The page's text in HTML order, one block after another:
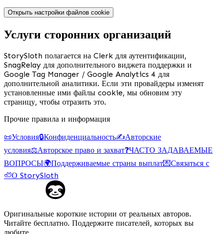
Открыть настройки файлов cookie
Услуги сторонних организаций
StorySloth полагается на Clerk для аутентификации,
SnagRelay для дополнительного виджета поддержки и
Google Tag Manager / Google Analytics 4 для
дополнительной аналитики. Если эти провайдеры изменят
установленные ими файлы cookie, мы обновим эту
страницу, чтобы отразить это.
Прочие правила и информация
📜Условия🔒Конфиденциальность✍️Авторские
условия⚖️Авторское право и захват❓ЧАСТО ЗАДАВАЕМЫЕ
ВОПРОСЫ🌍Поддерживаемые страны выплат💌Связаться с
🦥О StorySloth
Оригинальные короткие истории от реальных авторов.
Читайте бесплатно. Поддержите писателей, которых вы